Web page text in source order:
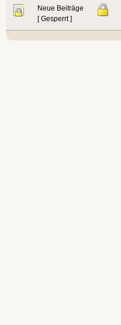
Neue Beiträge
[ Gesperrt ]